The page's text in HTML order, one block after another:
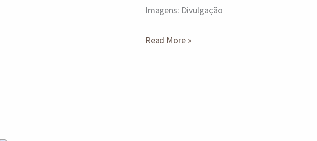
Imagens: Divulgação
Read More »